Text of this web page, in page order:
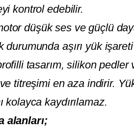
kontrol edebilir.
düşük ses ve güçlü
durumunda aşırı yük
tasarım, silikon
titreşimi en aza indirir.
kolayca kaydırılamaz.
alanları;